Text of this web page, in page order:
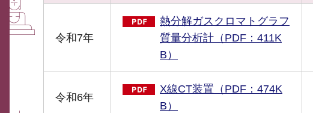
令和7年
熱分解ガスクロマトグラフ
質量分析計（PDF：411K
B）
令和6年
X線CT装置（PDF：474K
B）